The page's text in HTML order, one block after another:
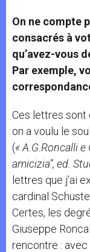
On ne compte
consacrés à
qu’avez-vous
Par exemple,
Ces lettres sont
on a voulu le
(« A.G.Roncalli
amicizia”, ed.
lettres que j’ai
cardinal
Certes, les
Giuseppe
rencontre : avec